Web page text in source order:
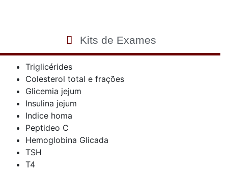
Kits de Exames
Triglicérides
Colesterol total e frações
Glicemia jejum
Insulina jejum
Indice homa
Peptideo C
Hemoglobina Glicada
TSH
T4